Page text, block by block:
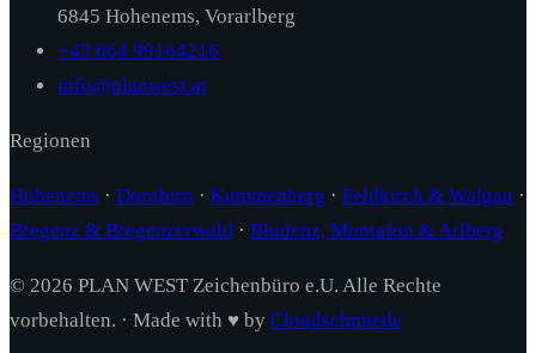
6845 Hohenems, Vorarlberg
+43 664 99164216
info@planwest.at
Regionen
Hohenems · Dornbirn · Kummenberg · Feldkirch & Walgau ·
Bregenz & Bregenzerwald · Bludenz, Montafon & Arlberg
© 2026 PLAN WEST Zeichenbüro e.U. Alle Rechte
vorbehalten. · Made with ♥ by Cloudschmiede